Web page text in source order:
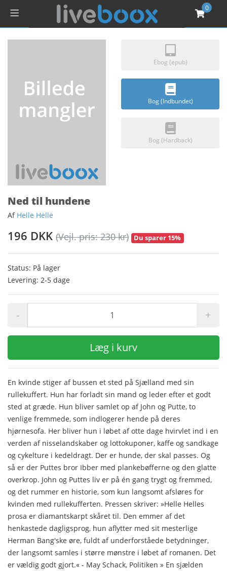
0
Ebog (epub)
Bog (Indbundet)
Bog (Hardback)
Ned til hundene
Af Helle Helle
196 DKK (Vejl. pris: 230 kr) Du sparer 15%
Status: På lager
Levering: 2-5 dage
- +
Læg i kurv
En kvinde stiger af bussen et sted på Sjælland med sin
rullekuffert. Hun har forladt sin mand og leder efter et godt
sted at græde. Hun bliver samlet op af John og Putte, to
venlige fremmede, som indlogerer hende på deres
hjørnesofa. Her bliver hun i løbet af otte dage hvirvlet ind i en
verden af nisselandskaber og lottokuponer, kaffe og sandkage
og cykelture i kedeldragt. Der er hunde, der skal passes. Og
så er der Puttes bror Ibber med plankebøfferne og den glatte
overkrop. John og Puttes liv er på én gang trygt og fremmed,
og det rummer en historie, som kun langsomt afsløres for
kvinden med rullekufferten. Pressen skriver: »Helle Helles
prosa er diamantskarpt skåret til. Den emmer af det
henkastede dagligsprog, hun aflytter med sit mesterlige
Herman Bang'ske øre, fuldt af underforståede betydninger,
der langsomt samles i større mønstre i løbet af romanen. Det
er vældig godt gjort.« - May Schack, Politiken » En sjælden